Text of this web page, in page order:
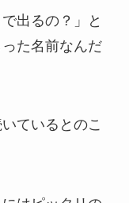
出るの？」と
た名前なんだ
ているとのこ